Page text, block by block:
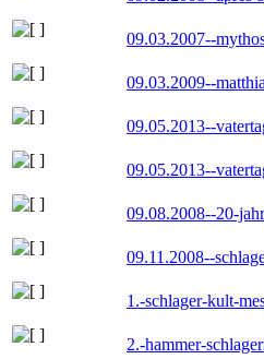
09.03.2007--
09.03.2009--
09.05.2013--
09.05.2013--
09.08.2008--20-
09.11.2008--
1.-schlager-kult-
2.-hammer-